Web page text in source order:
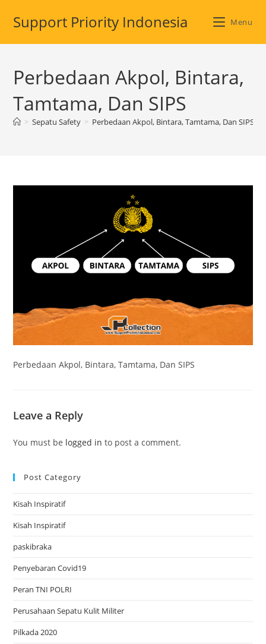
Support Priority Indonesia Menu
Perbedaan Akpol, Bintara,
Tamtama, Dan SIPS
> Sepatu Safety > Perbedaan Akpol, Bintara, Tamtama, Dan SIPSS
Perbedaan Akpol, Bintara, Tamtama, Dan SIPS
Leave a Reply
You must be logged in to post a comment.
Post Category
Kisah Inspiratif
Kisah Inspiratif
paskibraka
Penyebaran Covid19
Peran TNI POLRI
Perusahaan Sepatu Kulit Militer
Pilkada 2020